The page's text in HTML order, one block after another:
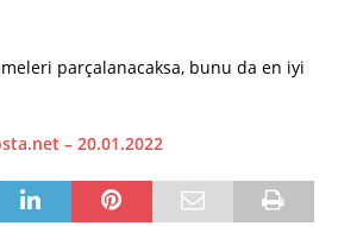
parçalanacaksa, bunu da en iyi
– 20.01.2022